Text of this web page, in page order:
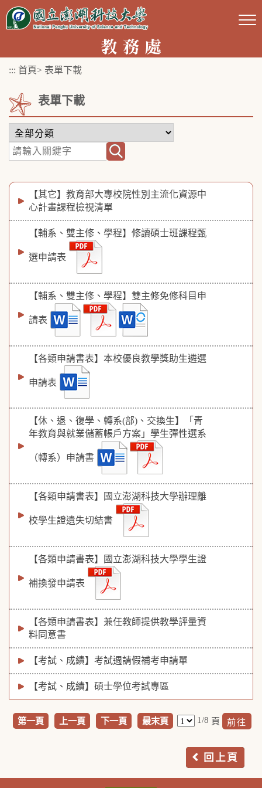
跳
::: 首頁> 表單下載
表單下載
【其它】教育部大專校院性別主流化資源中
心計畫課程檢視清單
【輔系、雙主修、學程】修讀碩士班課程甄
選申請表
【輔系、雙主修、學程】雙主修免修科目申
請表
【各類申請書表】本校優良教學獎助生遴選
申請表
【休、退、復學、轉系(部)、交換生】「青
年教育與就業儲蓄帳戶方案」學生彈性選系
（轉系）申請書
【各類申請書表】國立澎湖科技大學辦理離
校學生證遺失切結書
【各類申請書表】國立澎湖科技大學學生證
補換發申請表
【各類申請書表】兼任教師提供教學評量資
料同意書
【考試、成績】考試週請假補考申請單
【考試、成績】碩士學位考試專區
第一頁 上一頁 下一頁 最末頁 1/8 頁
回上頁